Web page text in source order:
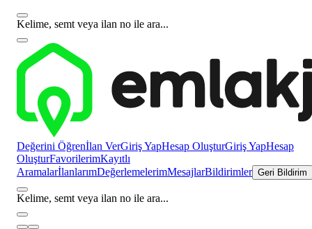
Kelime, semt veya ilan no ile ara...
Değerini Öğrenİlan VerGiriş YapHesap OluşturGiriş YapHesap
OluşturFavorilerimKayıtlı
AramalarİlanlarımDeğerlemelerimMesajlarBildirimler Geri Bildirim
Kelime, semt veya ilan no ile ara...